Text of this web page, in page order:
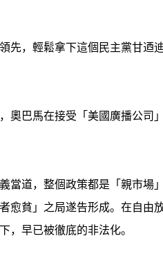
先，輕鬆拿下這個民主黨甘迺
奧巴馬在接受「美國廣播公司
當道，整個政策都是「親市場
愈貧」之局遂告形成。在自由
，早已被徹底的非法化。